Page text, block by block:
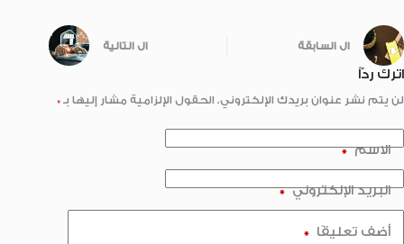
ال السابقة ال التالية
اترك ردّاً
لن يتم نشر عنوان بريدك الإلكتروني. الحقول الإلزامية مشار إليها بـ *
الاسم*
البريد الإلكتروني*
أضف تعليقًا *